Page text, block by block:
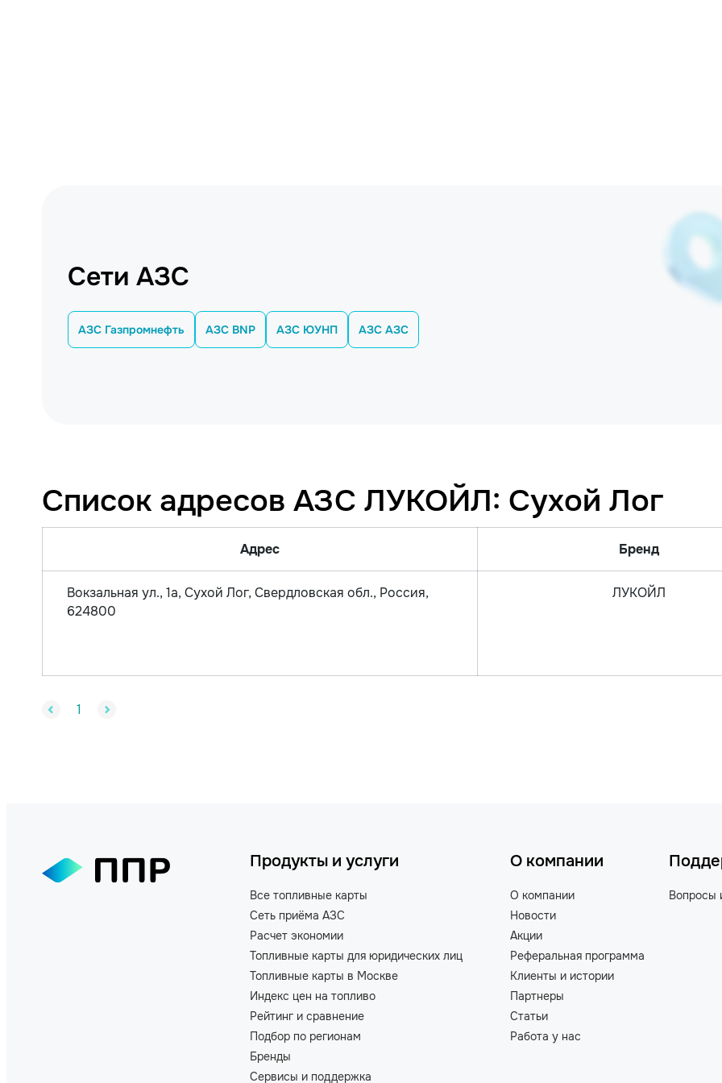
Сети АЗС
АЗС Газпромнефть АЗС BNP АЗС ЮУНП АЗС АЗС
Список адресов АЗС ЛУКОЙЛ: Сухой Лог
Адрес Бренд
Вокзальная ул., 1а, Сухой Лог, Свердловская обл., Россия,
624800
ЛУКОЙЛ
1
Продукты и услуги
Все топливные карты
Сеть приёма АЗС
Расчет экономии
Топливные карты для юридических лиц
Топливные карты в Москве
Индекс цен на топливо
Рейтинг и сравнение
Подбор по регионам
Бренды
Сервисы и поддержка
О компании
О компании
Новости
Акции
Реферальная программа
Клиенты и истории
Партнеры
Статьи
Работа у нас
Вопросы